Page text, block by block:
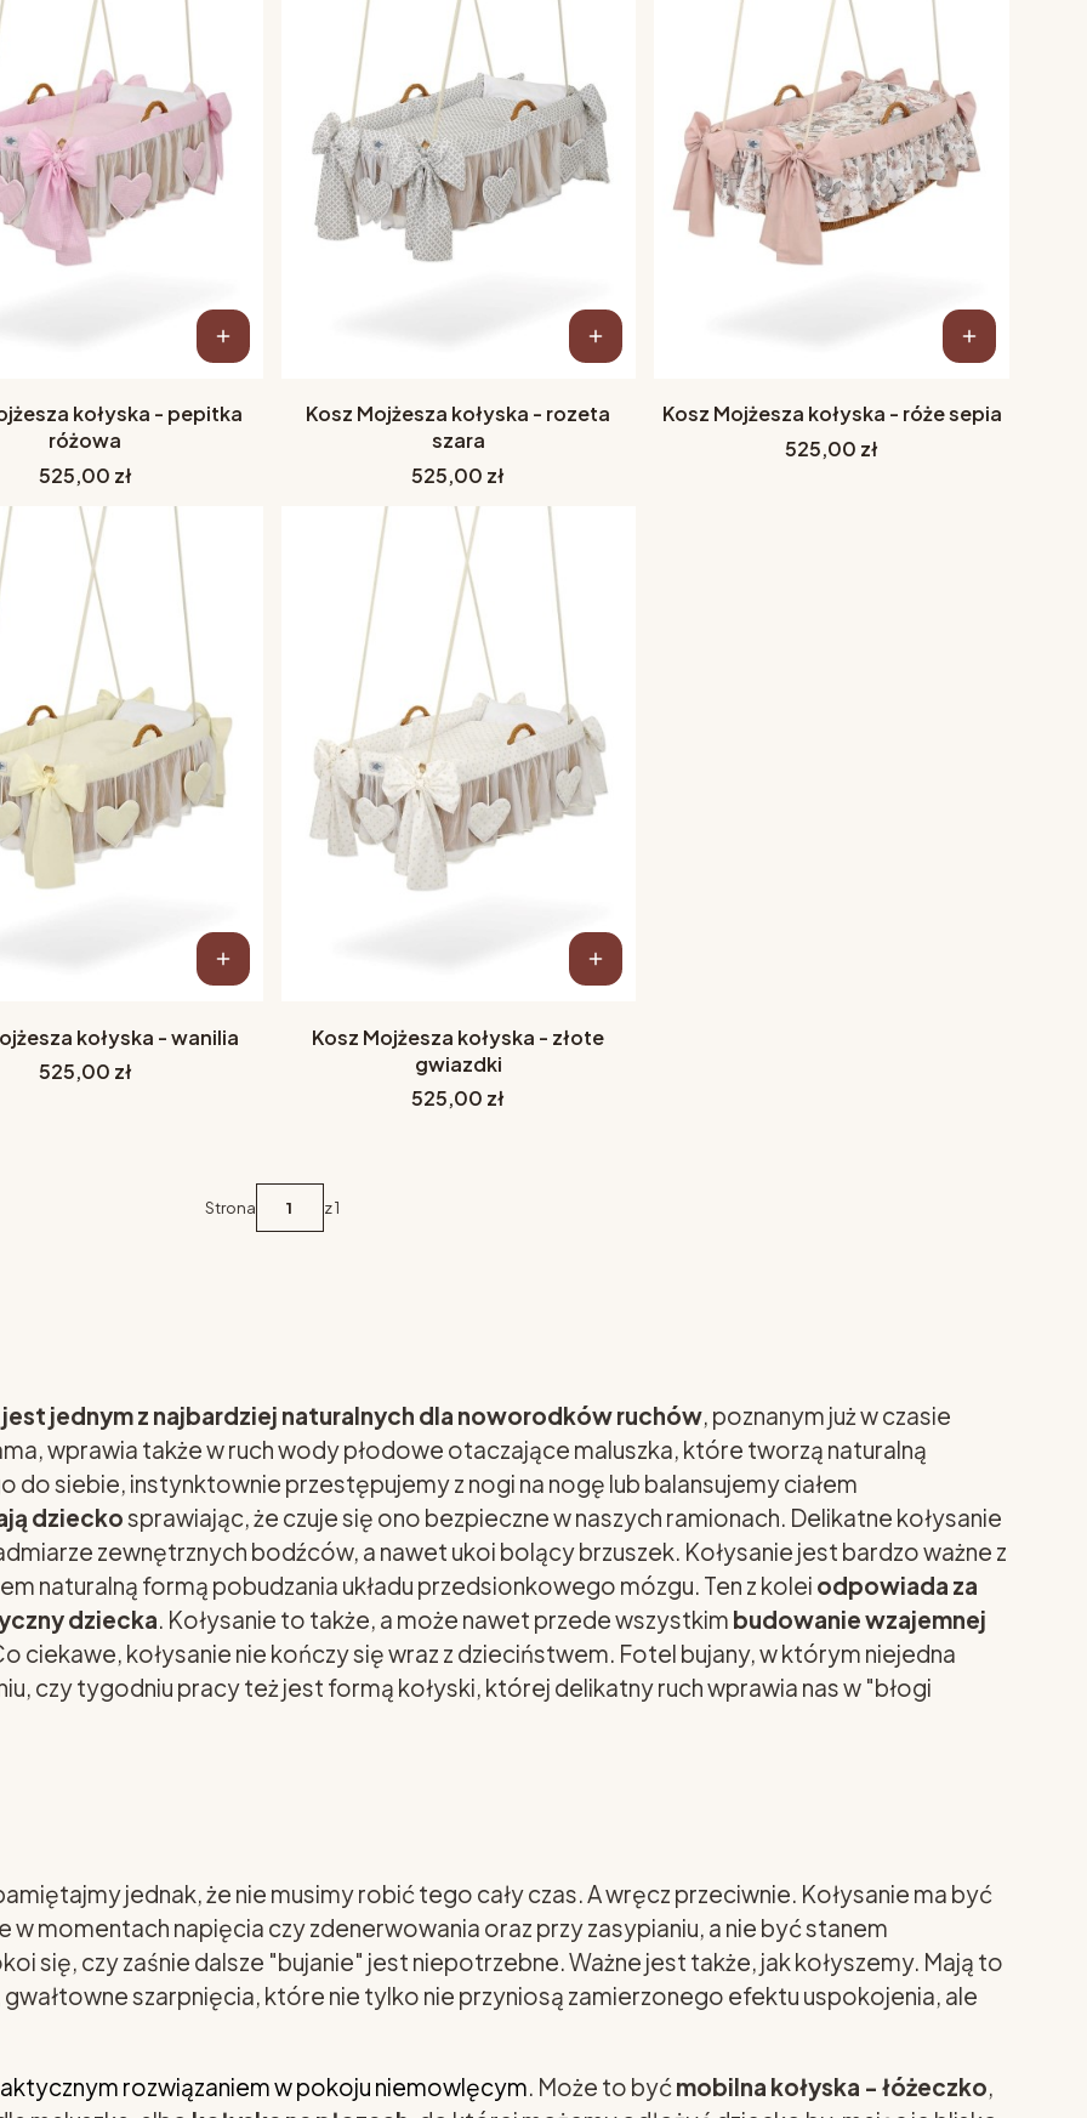
kołyska - pepitka
różowa
Cena
525,00 zł
Kosz Mojżesza kołyska - rozeta
szara
Cena
525,00 zł
Kosz Mojżesza kołyska - róże sepia
Cena
525,00 zł
kołyska - wanilia
Cena
525,00 zł
Kosz Mojżesza kołyska - złote
gwiazdki
Cena
525,00 zł
Strona z 1
jest jednym z najbardziej naturalnych dla noworodków ruchów, poznanym już w czasie
wprawia także w ruch wody płodowe otaczające maluszka, które tworzą naturalną
do siebie, instynktownie przestępujemy z nogi na nogę lub balansujemy ciałem
dzieckosprawiając, że czuje się ono bezpieczne w naszych ramionach. Delikatne kołysanie
zewnętrznych bodźców, a nawet ukoi bolący brzuszek. Kołysanie jest bardzo ważne z
naturalną formą pobudzania układu przedsionkowego mózgu. Ten z kolei odpowiada za
dziecka. Kołysanie to także, a może nawet przede wszystkim budowanie wzajemnej
ciekawe, kołysanie nie kończy się wraz z dzieciństwem. Fotel bujany, w którym niejedna
czy tygodniu pracy też jest formą kołyski, której delikatny ruch wprawia nas w "błogi
jednak, że nie musimy robić tego cały czas. A wręcz przeciwnie. Kołysanie ma być
w momentach napięcia czy zdenerwowania oraz przy zasypianiu, a nie być stanem
się, czy zaśnie dalsze "bujanie" jest niepotrzebne. Ważne jest także, jak kołyszemy. Mają to
gwałtowne szarpnięcia, które nie tylko nie przyniosą zamierzonego efektu uspokojenia, ale
rozwiązaniem w pokoju niemowlęcym. Może to byćmobilna kołyska - łóżeczko,